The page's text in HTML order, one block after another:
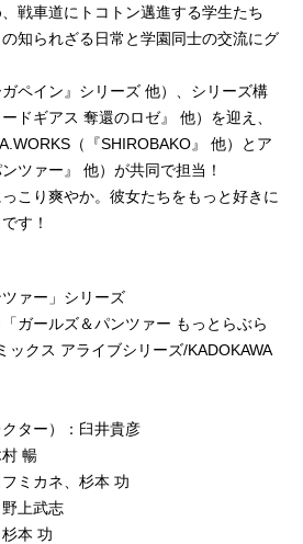
戦車道にトコトン邁進する学生たち
の知られざる日常と学園同士の交流にグ
ペイン』シリーズ 他）、シリーズ構
ドギアス 奪還のロゼ』 他）を迎え、
（『SHIROBAKO』 他）とア
ツァー』 他）が共同で担当！
こり爽やか。彼女たちをもっと好きに
す！
ァー」シリーズ
ガールズ＆パンツァー もっとらぶら
ックス アライブシリーズ/KADOKAWA
ター）：臼井貴彦
暢
ミカネ、杉本 功
上武志
本 功